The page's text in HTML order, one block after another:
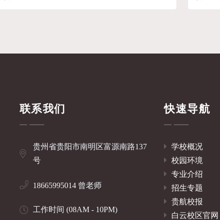
联系我们
贵州省贵阳市南明区富源南路137
号
18665995014 曾老师
工作时间 (08AM - 10PM)
快速导航
学校概况
校园环境
专业介绍
招生专题
贵航校报
白云校区官网